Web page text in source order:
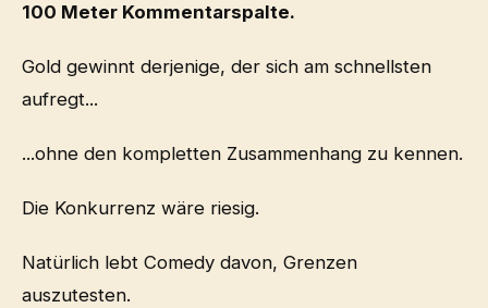
100 Meter Kommentarspalte.
Gold gewinnt derjenige, der sich am schnellsten
aufregt...
...ohne den kompletten Zusammenhang zu kennen.
Die Konkurrenz wäre riesig.
Natürlich lebt Comedy davon, Grenzen
auszutesten.